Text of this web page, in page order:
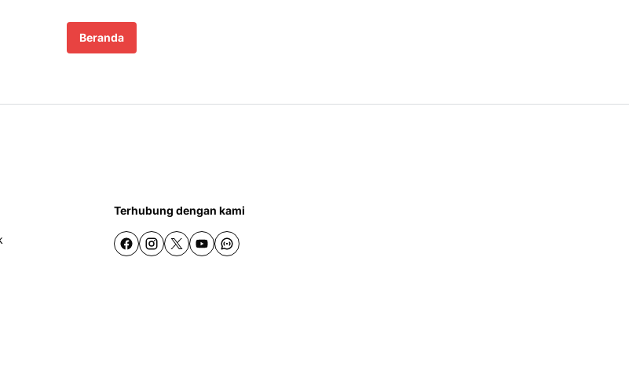
Beranda
Terhubung dengan kami